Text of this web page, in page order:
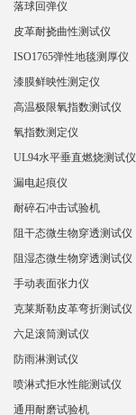
落球回弹仪
皮革耐挠曲性测试仪
ISO1765弹性地毯测厚仪
漆膜鲜映性测定仪
高温极限氧指数测试仪
氧指数测定仪
UL94水平垂直燃烧测试仪
漏电起痕仪
耐碎石冲击试验机
阻干态微生物穿透测试仪
阻湿态微生物穿透测试仪
手动表面张力仪
克莱斯勒皮革弯折测试仪
六足滚筒测试仪
防雨淋测试仪
喷淋式拒水性能测试仪
通用耐磨试验机